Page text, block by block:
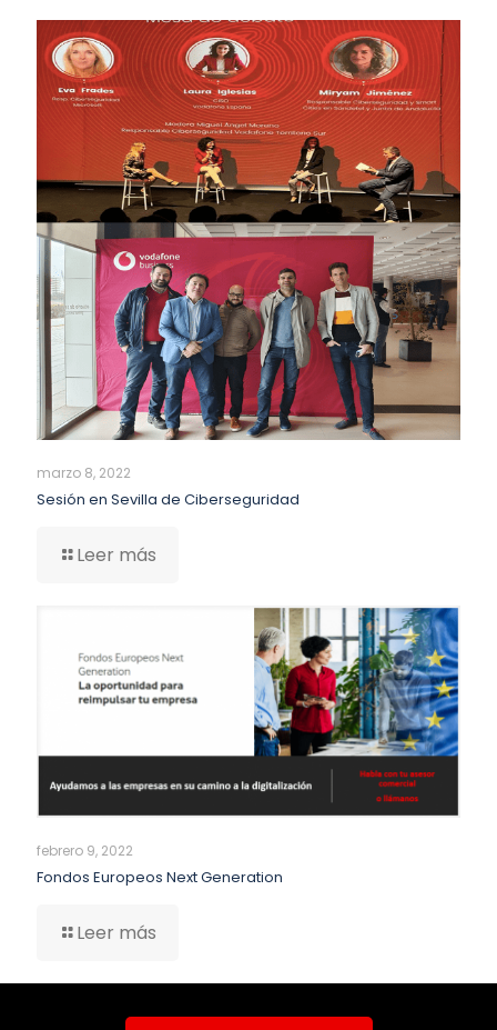
marzo 8, 2022
Sesión en Sevilla de Ciberseguridad
Leer más
febrero 9, 2022
Fondos Europeos Next Generation
Leer más